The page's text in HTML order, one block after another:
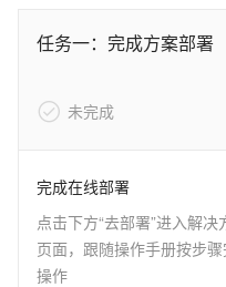
任务一：完成方案部署
未完成
完成在线部署
点击下方“去部署”进入解决
页面，跟随操作手册按步
操作